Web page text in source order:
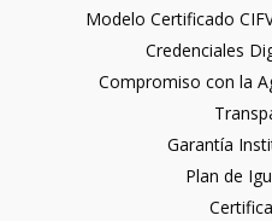
Modelo Certificado
Credenciales
Compromiso con la
Garantía
Plan de